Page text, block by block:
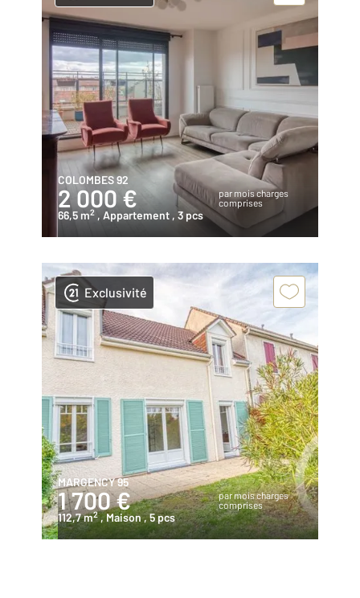
COLOMBES 92
2 000 €
par mois charges
comprises
66,5 m2 , Appartement , 3 pcs
Exclusivité
MARGENCY 95
1 700 €
par mois charges
comprises
112,7 m2 , Maison, 5 pcs